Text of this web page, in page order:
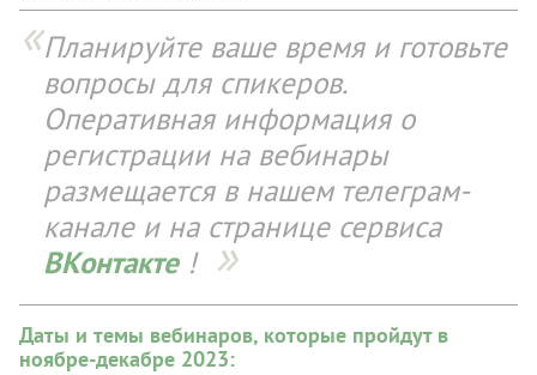
Планируйте ваше время и готовьте
вопросы для спикеров.
Оперативная информация о
регистрации на вебинары
размещается в нашем телеграм-
канале и на странице сервиса
ВКонтакте!
Даты и темы вебинаров, которые пройдут в
ноябре-декабре 2023: